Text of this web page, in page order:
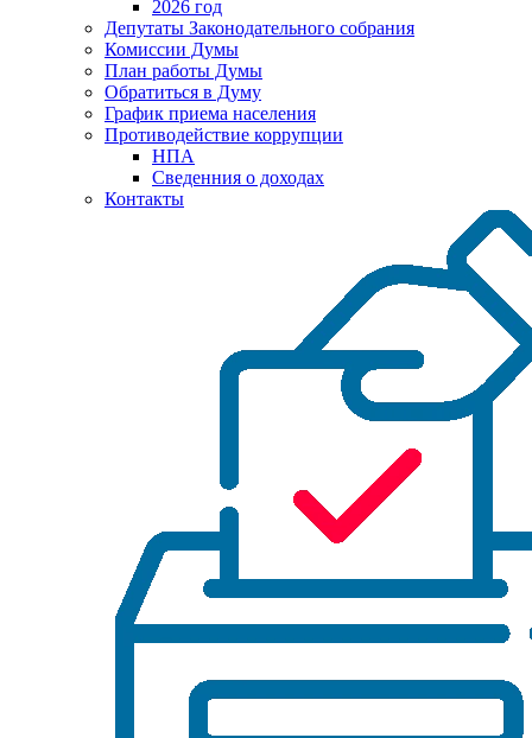
2026 год
Депутаты Законодательного собрания
Комиссии Думы
План работы Думы
Обратиться в Думу
График приема населения
Противодействие коррупции
НПА
Сведенния о доходах
Контакты